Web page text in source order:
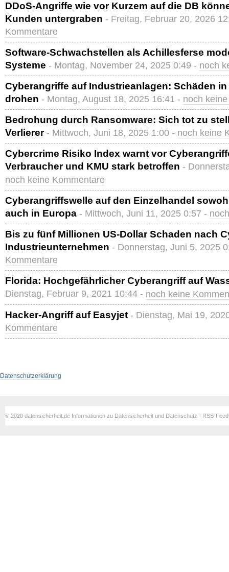
DDoS-Angriffe wie vor Kurzem auf die DB
Kunden untergraben - Freitag, Februar 20, 2026
Kommentare
Software-Schwachstellen als Achillesferse
Systeme - Montag, November 24, 2025 0:49 - noch
Cyberangriffe auf Industrieanlagen: Schäden
drohen - Montag, August 18, 2025 16:41 - noch
Bedrohung durch Ransomware: Sich tot zu
Verlierer - Mittwoch, Juni 18, 2025 1:00 - noch keine
Cybercrime Risiko Index warnt vor
Verbraucher und KMU stark betroffen -
noch keine Kommentare
Cyberangriffswelle auf den Einzelhandel
auch in Europa - Mittwoch, Juni 11, 2025 0:57 -
Bis zu fünf Millionen US-Dollar Schaden nach
Industrieunternehmen - Donnerstag, Juni 5, 2025
Kommentare
Florida: Hochgefährlicher Cyberangriff auf
Dienstag, Februar 9, 2021 10:44 - noch keine
Hacker-Angriff auf Easyjet - Dienstag, Mai 19,
Kommentare
Datenschutzerklärung
© 2020 datensicherheit.de Informationen zu Datensicherheit und Datenschutz - RSS-